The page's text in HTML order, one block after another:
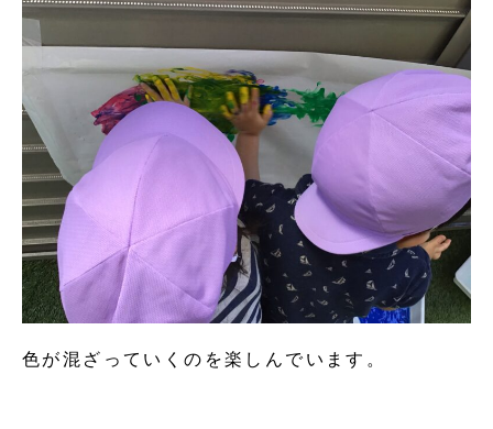
色が混ざっていくのを楽しんでいます。